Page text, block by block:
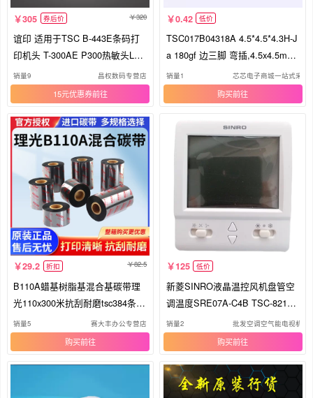
305 券后价 320
谊印 适用于TSC B-443E条码打
印机头 T-300AE P300热敏头LP-
4403 4503E 标签打印头
销量9 昌权数码专营店
15元优惠券
0.42 低价
TSC017B04318A 4.5*4.5*4.3H-J
a 180gf 边三脚 弯插,4.5x4.5mm
轻
销量1 芯芯电子商城一站式采购
购买
29.2 折扣 82.5
B110A蜡基树脂基混合基碳带理
光110x300米抗刮耐磨tsc384条码
打印机色带 不干胶铜版防水标签
PET亚银通用色带
销量5 赛大丰办公专营店
购买
125 低价
新菱SINRO液晶温控风机盘管空
调温度SRE07A-C4B TSC-8218-1
03B34
销量2 批发空调空气能电视机配
购买